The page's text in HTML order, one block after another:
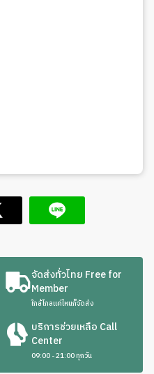
จัดส่งทั่วไทย Free for
Member
ใกล้ไกลแค่ไหนก็จัดส่ง
บริการช่วยเหลือ Call
Center
09:00 - 21:00 ทุกวัน